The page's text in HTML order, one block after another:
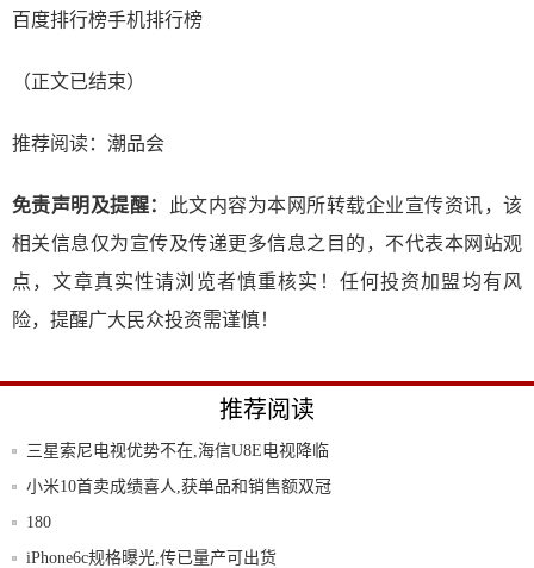
百度排行榜手机排行榜
（正文已结束）
推荐阅读： 潮品会
免责声明及提醒：
此文内容为本网所转载企业宣传资讯，该
相关信息仅为宣传及传递更多信息之目的，不代表本网站观
点，文章真实性请浏览者慎重核实！任何投资加盟均有风
险，提醒广大民众投资需谨慎！
推荐阅读
三星索尼电视优势不在,海信U8E电视降临
超U
小米10首卖成绩喜人,获单品和销售额双冠
180
iPhone6c规格曝光,传已量产可出货